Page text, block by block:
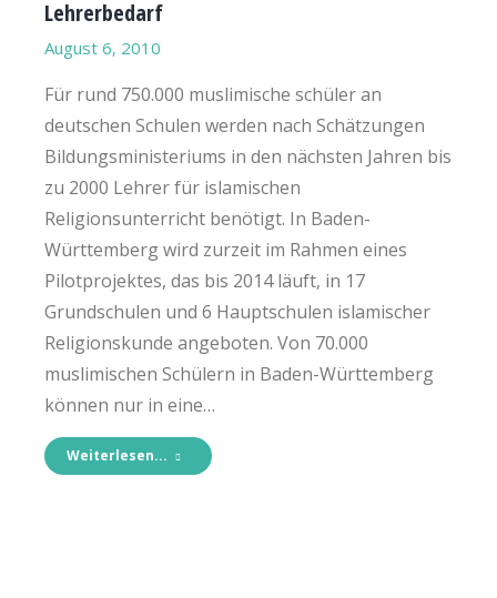
Lehrerbedarf
August 6, 2010
Für rund 750.000 muslimische schüler an
deutschen Schulen werden nach Schätzungen
Bildungsministeriums in den nächsten Jahren bis
zu 2000 Lehrer für islamischen
Religionsunterricht benötigt. In Baden-
Württemberg wird zurzeit im Rahmen eines
Pilotprojektes, das bis 2014 läuft, in 17
Grundschulen und 6 Hauptschulen islamischer
Religionskunde angeboten. Von 70.000
muslimischen Schülern in Baden-Württemberg
können nur in eine…
Weiterlesen...